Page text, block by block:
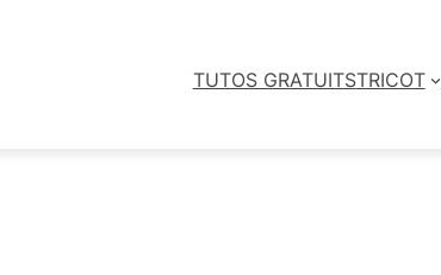
TUTOS GRATUITSTRICOT